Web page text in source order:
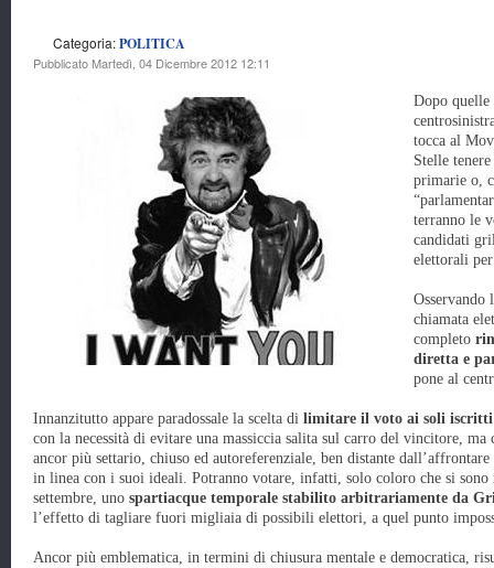
Categoria:POLITICA
Pubblicato Martedì, 04 Dicembre 2012 12:11
Dopo quelle
tocca al
Stelle tenere
primarie o,
terranno le
candidati
elettorali
Osservando
chiamata
completo
diretta e
pone al
Innanzitutto appare paradossale la scelta di limitare il voto ai soli iscritti
con la necessità di evitare una massiccia salita sul carro del vincitore,
ancor più settario, chiuso ed autoreferenziale, ben distante
in linea con i suoi ideali. Potranno votare, infatti, solo coloro che si
settembre, uno spartiacque temporale stabilito arbitrariamente da
l’effetto di tagliare fuori migliaia di possibili elettori, a quel punto
Ancor più emblematica, in termini di chiusura mentale e democratica,